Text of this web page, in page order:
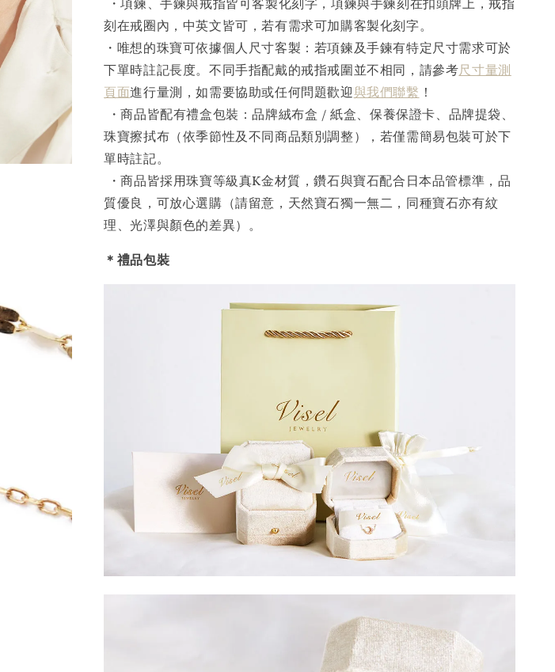
・項鍊、手鍊與戒指皆可客製化刻字，項鍊與手鍊刻在扣頭牌上，戒指
刻在戒圈內，中英文皆可，若有需求可加購客製化刻字。
・唯想的珠寶可依據個人尺寸客製：若項鍊及手鍊有特定尺寸需求可於
下單時註記長度。不同手指配戴的戒指戒圍並不相同，請參考尺寸量測
頁面進行量測，如需要協助或任何問題歡迎與我們聯繫 ！
・商品皆配有禮盒包裝：品牌絨布盒 / 紙盒、保養保證卡、品牌提袋、
珠寶擦拭布（依季節性及不同商品類別調整），若僅需簡易包裝可於下
單時註記。
・商品皆採用珠寶等級真K金材質，鑽石與寶石配合日本品管標準，品
質優良，可放心選購（請留意，天然寶石獨一無二，同種寶石亦有紋
理、光澤與顏色的差異）。
＊禮品包裝